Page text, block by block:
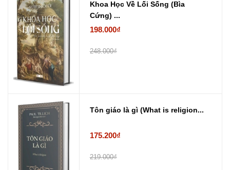
Khoa Học Về Lối Sống (Bìa
Cứng) ...
198.000₫
248.000₫
Tôn giáo là gì (What is religion...
175.200₫
219.000₫